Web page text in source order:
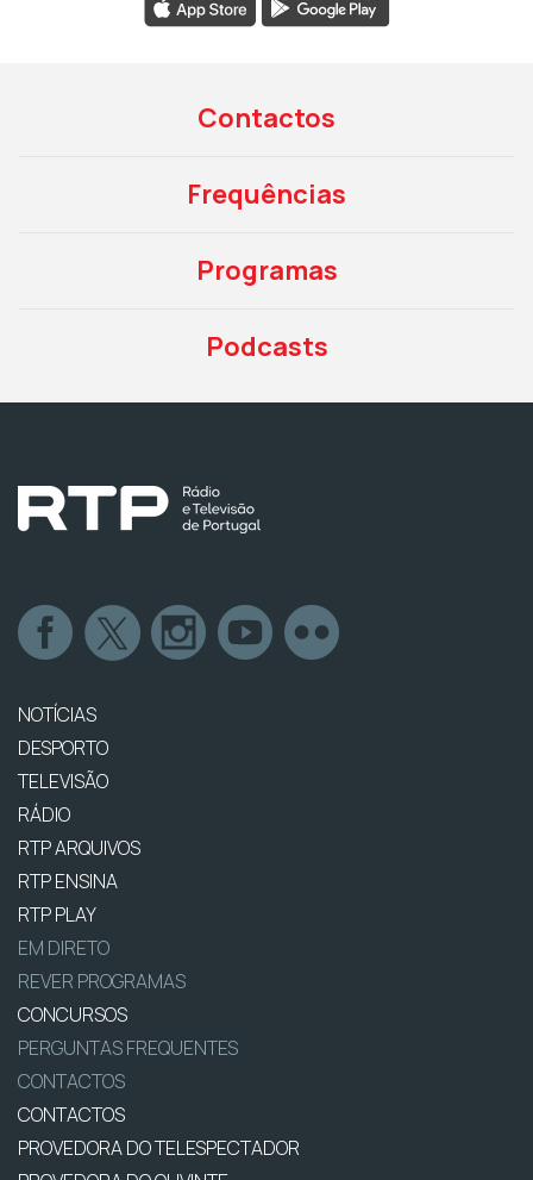
Contactos
Frequências
Programas
Podcasts
NOTÍCIAS
DESPORTO
TELEVISÃO
RÁDIO
RTP ARQUIVOS
RTP ENSINA
RTP PLAY
EM DIRETO
REVER PROGRAMAS
CONCURSOS
PERGUNTAS FREQUENTES
CONTACTOS
CONTACTOS
PROVEDORA DO TELESPECTADOR